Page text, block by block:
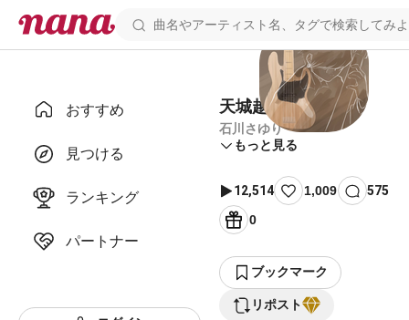
おすすめ
見つける
ランキング
パートナー
天城越え
石川さゆり
もっと見る
12,514 1,009
575
0
ブックマーク
リポスト